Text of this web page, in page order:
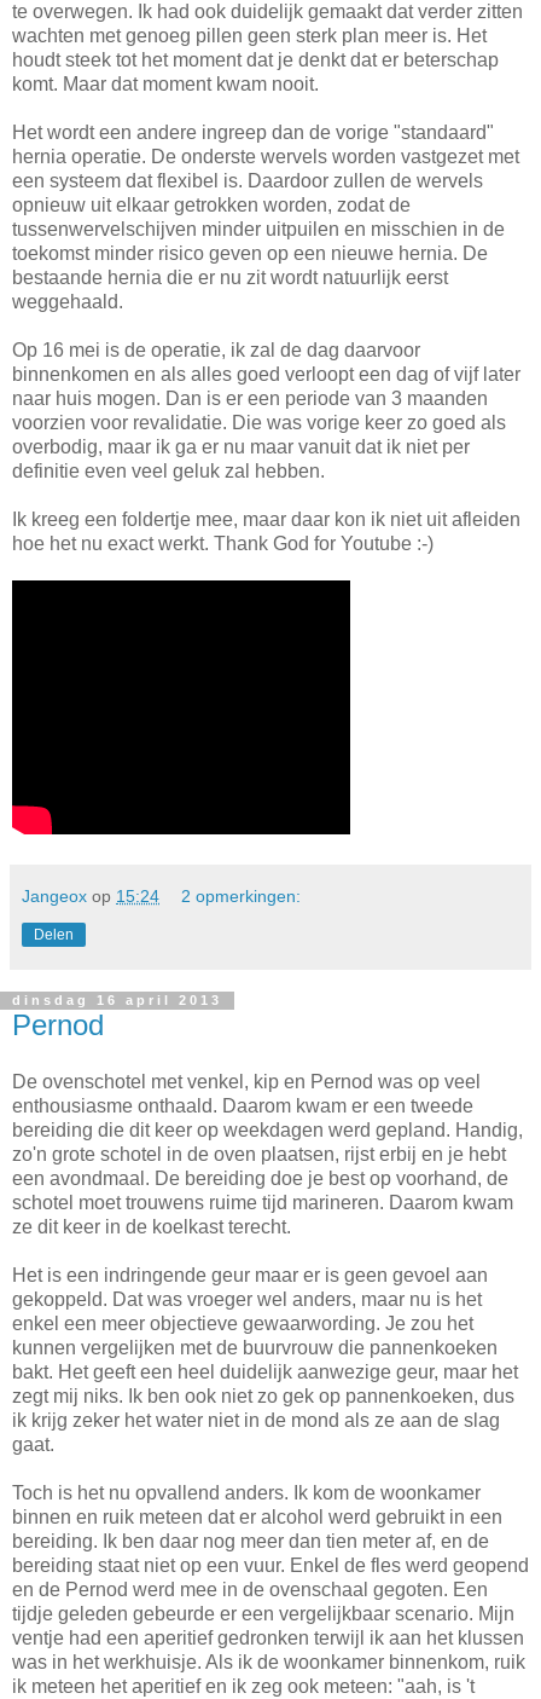
te overwegen. Ik had ook duidelijk gemaakt dat verder zitten
wachten met genoeg pillen geen sterk plan meer is. Het
houdt steek tot het moment dat je denkt dat er beterschap
komt. Maar dat moment kwam nooit.
Het wordt een andere ingreep dan de vorige "standaard"
hernia operatie. De onderste wervels worden vastgezet met
een systeem dat flexibel is. Daardoor zullen de wervels
opnieuw uit elkaar getrokken worden, zodat de
tussenwervelschijven minder uitpuilen en misschien in de
toekomst minder risico geven op een nieuwe hernia. De
bestaande hernia die er nu zit wordt natuurlijk eerst
weggehaald.
Op 16 mei is de operatie, ik zal de dag daarvoor
binnenkomen en als alles goed verloopt een dag of vijf later
naar huis mogen. Dan is er een periode van 3 maanden
voorzien voor revalidatie. Die was vorige keer zo goed als
overbodig, maar ik ga er nu maar vanuit dat ik niet per
definitie even veel geluk zal hebben.
Ik kreeg een foldertje mee, maar daar kon ik niet uit afleiden
hoe het nu exact werkt. Thank God for Youtube :-)
Jangeox op 15:24 2 opmerkingen:
Delen
dinsdag 16 april 2013
Pernod
De ovenschotel met venkel, kip en Pernod was op veel
enthousiasme onthaald. Daarom kwam er een tweede
bereiding die dit keer op weekdagen werd gepland. Handig,
zo'n grote schotel in de oven plaatsen, rijst erbij en je hebt
een avondmaal. De bereiding doe je best op voorhand, de
schotel moet trouwens ruime tijd marineren. Daarom kwam
ze dit keer in de koelkast terecht.
Het is een indringende geur maar er is geen gevoel aan
gekoppeld. Dat was vroeger wel anders, maar nu is het
enkel een meer objectieve gewaarwording. Je zou het
kunnen vergelijken met de buurvrouw die pannenkoeken
bakt. Het geeft een heel duidelijk aanwezige geur, maar het
zegt mij niks. Ik ben ook niet zo gek op pannenkoeken, dus
ik krijg zeker het water niet in de mond als ze aan de slag
gaat.
Toch is het nu opvallend anders. Ik kom de woonkamer
binnen en ruik meteen dat er alcohol werd gebruikt in een
bereiding. Ik ben daar nog meer dan tien meter af, en de
bereiding staat niet op een vuur. Enkel de fles werd geopend
en de Pernod werd mee in de ovenschaal gegoten. Een
tijdje geleden gebeurde er een vergelijkbaar scenario. Mijn
ventje had een aperitief gedronken terwijl ik aan het klussen
was in het werkhuisje. Als ik de woonkamer binnenkom, ruik
ik meteen het aperitief en ik zeg ook meteen: "aah, is 't